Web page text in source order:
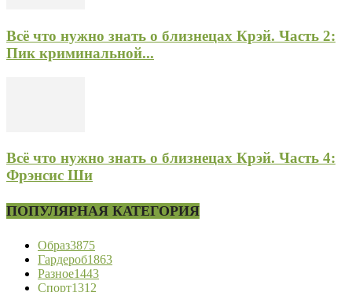
Всё что нужно знать о близнецах Крэй. Часть 2:
Пик криминальной...
Всё что нужно знать о близнецах Крэй. Часть 4:
Фрэнсис Ши
ПОПУЛЯРНАЯ КАТЕГОРИЯ
Образ3875
Гардероб1863
Разное1443
Спорт1312